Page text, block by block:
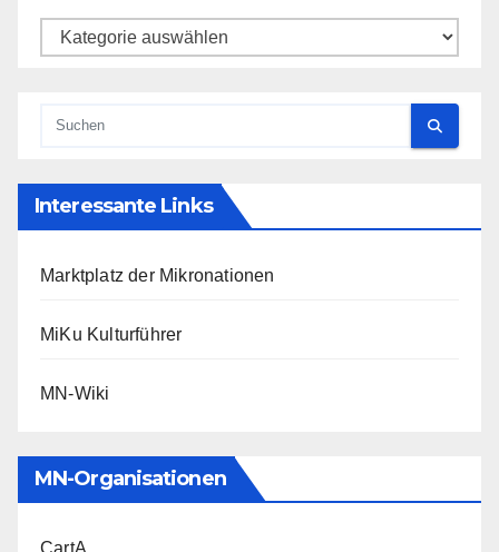
Kategorien
Interessante Links
Marktplatz der Mikronationen
MiKu Kulturführer
MN-Wiki
MN-Organisationen
CartA